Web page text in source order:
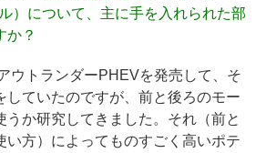
）について、主に手を入れられた部
か？
ウトランダーPHEVを発売して、そ
していたのですが、前と後ろのモー
うか研究してきました。それ（前と
い方）によってものすごく高いポテ